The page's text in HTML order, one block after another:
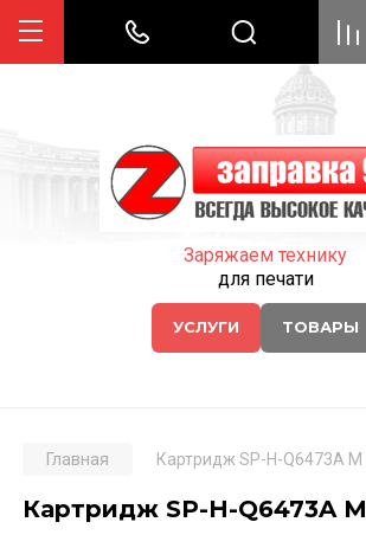
Заряжаем технику
для печати
УСЛУГИ ТОВАРЫ
Главная Картридж SP-H-Q6473A M
Картридж SP-H-Q6473A M